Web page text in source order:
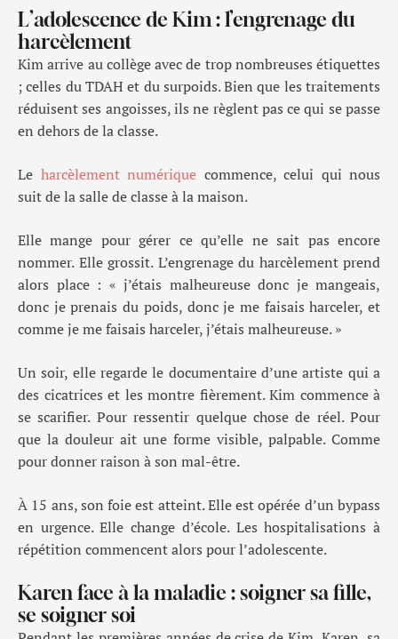
L’adolescence de Kim : l’engrenage du
harcèlement
Kim arrive au collège avec de trop nombreuses étiquettes
; celles du TDAH et du surpoids. Bien que les traitements
réduisent ses angoisses, ils ne règlent pas ce qui se passe
en dehors de la classe.
Le harcèlement numérique commence, celui qui nous
suit de la salle de classe à la maison.
Elle mange pour gérer ce qu’elle ne sait pas encore
nommer. Elle grossit. L’engrenage du harcèlement prend
alors place : « j’étais malheureuse donc je mangeais,
donc je prenais du poids, donc je me faisais harceler, et
comme je me faisais harceler, j’étais malheureuse. »
Un soir, elle regarde le documentaire d’une artiste qui a
des cicatrices et les montre fièrement. Kim commence à
se scarifier. Pour ressentir quelque chose de réel. Pour
que la douleur ait une forme visible, palpable. Comme
pour donner raison à son mal-être.
À 15 ans, son foie est atteint. Elle est opérée d’un bypass
en urgence. Elle change d’école. Les hospitalisations à
répétition commencent alors pour l’adolescente.
Karen face à la maladie : soigner sa fille,
se soigner soi